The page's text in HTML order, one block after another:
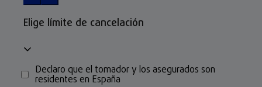
Elige límite de cancelación
Declaro que el tomador y los asegurados son
residentes en España